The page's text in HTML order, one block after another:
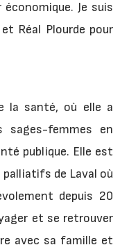
Je suis
Réal Plourde pour
la santé, où elle a
sages-femmes en
publique. Elle est
de Laval où
depuis 20
et se retrouver
avec sa famille et